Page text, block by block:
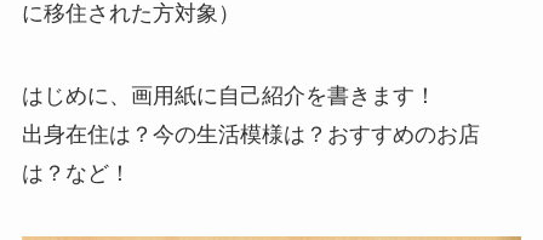
に移住された方対象）
はじめに、画用紙に自己紹介を書きます！
出身在住は？今の生活模様は？おすすめのお店
は？など！